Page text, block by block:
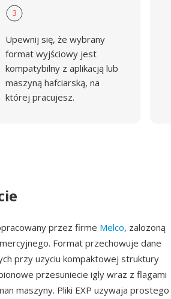
3
Upewnij się, że wybrany
format wyjściowy jest
kompatybilny z aplikacją lub
maszyną hafciarską, na
której pracujesz.
przez firme Melco, zalozoną
Format przechowuje dane
przy uzyciu kompaktowej struktury
przesuniecie igly wraz z flagami
maszyny. Pliki EXP uzywaja prostego